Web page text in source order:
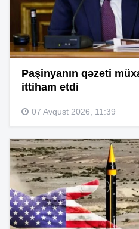
Paşinyanın qəzeti
ittiham etdi
07 Avqust 2026, 11:39